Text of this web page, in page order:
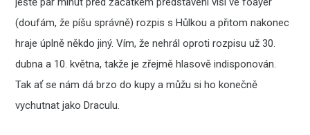
(doufám, že píšu správně) rozpis s Hůlkou a přitom nakonec
hraje úplně někdo jiný. Vím, že nehrál oproti rozpisu už 30.
dubna a 10. května, takže je zřejmě hlasově indisponován.
Tak ať se nám dá brzo do kupy a můžu si ho konečně
vychutnat jako Draculu.